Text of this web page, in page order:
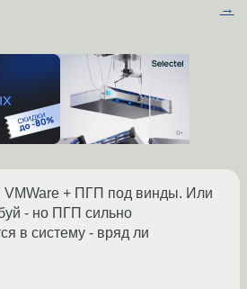
→
VMWare + ПГП под винды. Или
- но ПГП сильно
в систему - вряд ли